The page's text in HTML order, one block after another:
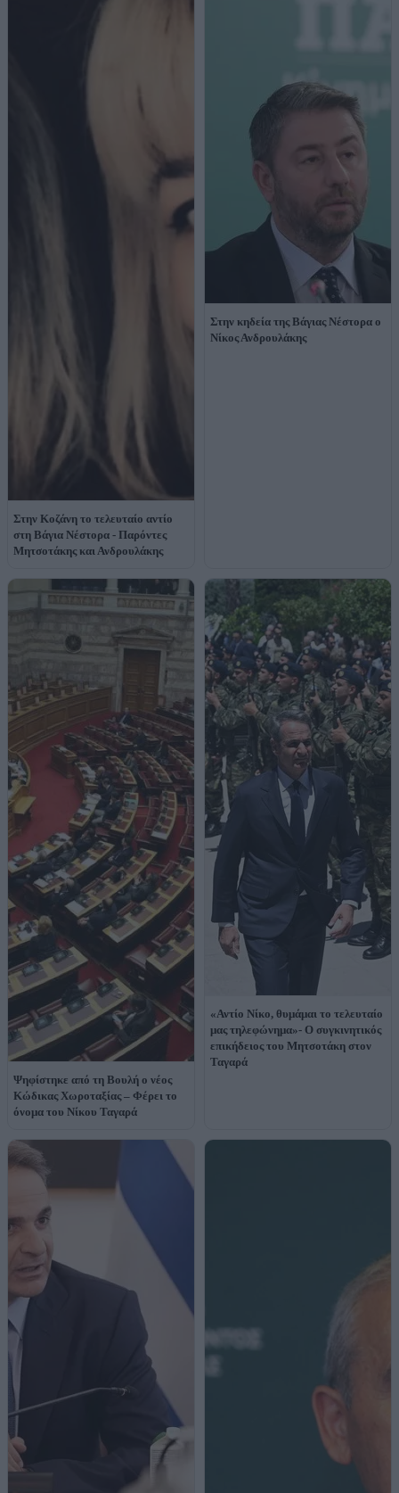
Στην Κοζάνη το τελευταίο αντίο
στη Βάγια Νέστορα - Παρόντες
Μητσοτάκης και Ανδρουλάκης
Στην κηδεία της Βάγιας Νέστορα ο
Νίκος Ανδρουλάκης
Ψηφίστηκε από τη Βουλή ο νέος
Κώδικας Χωροταξίας – Φέρει το
όνομα του Νίκου Ταγαρά
«Αντίο Νίκο, θυμάμαι το τελευταίο
μας τηλεφώνημα»- Ο συγκινητικός
επικήδειος του Μητσοτάκη στον
Ταγαρά